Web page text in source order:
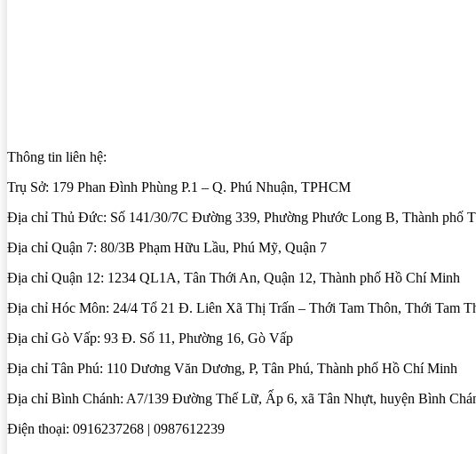
Thông tin liên hệ:
Trụ Sở: 179 Phan Đình Phùng P.1 – Q. Phú Nhuận, TPHCM
Địa chỉ Thủ Đức: Số 141/30/7C Đường 339, Phường Phước Long B, Thành phố
Địa chỉ Quận 7: 80/3B Phạm Hữu Lầu, Phú Mỹ, Quận 7
Địa chỉ Quận 12: 1234 QL1A, Tân Thới An, Quận 12, Thành phố Hồ Chí Minh
Địa chỉ Hóc Môn: 24/4 Tổ 21 Đ. Liên Xã Thị Trấn – Thới Tam Thôn, Thới Tam
Địa chỉ Gò Vấp: 93 Đ. Số 11, Phường 16, Gò Vấp
Địa chỉ Tân Phú: 110 Dương Văn Dương, P, Tân Phú, Thành phố Hồ Chí Minh
Địa chỉ Bình Chánh: A7/139 Đường Thế Lữ, Ấp 6, xã Tân Nhựt, huyện Bình
Điện thoại: 0916237268 | 0987612239